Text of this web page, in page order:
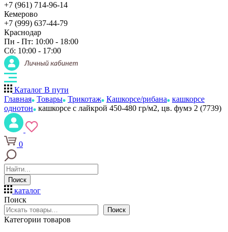
+7 (961) 714-96-14
Кемерово
+7 (999) 637-44-79
Краснодар
Пн - Пт: 10:00 - 18:00
Сб: 10:00 - 17:00
Каталог В пути
Главная Товары Трикотаж Кашкорсе/рибана
кашкорсе
однотон
кашкорсе с лайкрой 450-480 гр/м2, цв. фумэ 2 (7739)
0
Поиск
каталог
Поиск
Поиск
Категории товаров